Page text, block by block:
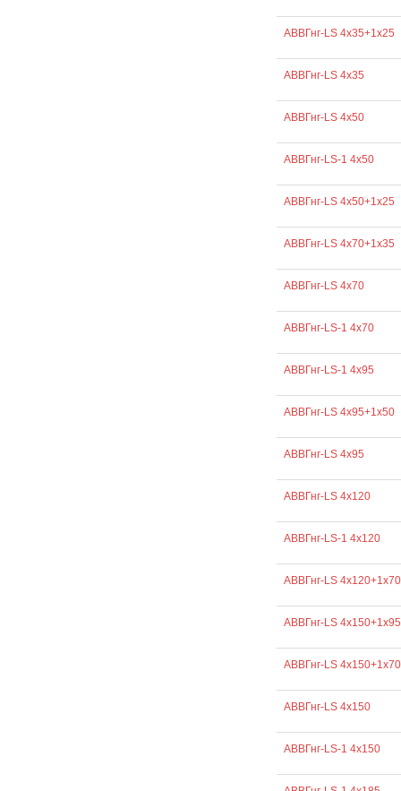
АВВГнг-LS 4х35+1х25
АВВГнг-LS 4х35
АВВГнг-LS 4х50
АВВГнг-LS-1 4х50
АВВГнг-LS 4х50+1х25
АВВГнг-LS 4х70+1х35
АВВГнг-LS 4х70
АВВГнг-LS-1 4х70
АВВГнг-LS-1 4х95
АВВГнг-LS 4х95+1х50
АВВГнг-LS 4х95
АВВГнг-LS 4х120
АВВГнг-LS-1 4х120
АВВГнг-LS 4х120+1х70
АВВГнг-LS 4х150+1х95
АВВГнг-LS 4х150+1х70
АВВГнг-LS 4х150
АВВГнг-LS-1 4х150